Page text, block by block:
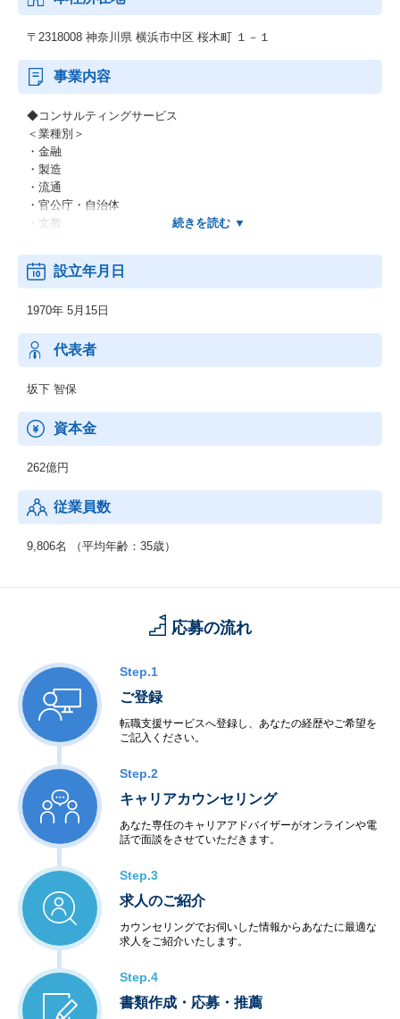
〒2318008 神奈川県 横浜市中区 桜木町 １－１
事業内容
◆コンサルティングサービス
＜業種別＞
・金融
・製造
・流通
・官公庁・自治体
・文教
・他
＜業務別＞
・CRM
・SFA
・SCM
・ERP
・WEB
＜IT基盤、ネットワーク＞
・ネットワーク
・先端IT
・ミドルウェア
◆制御系システムサービス
＜移動体通信制御開発＞
・衛星・航空制御
・交通機関・車輌制御
・ビル・店舗設備制御
・電力・エネルギー制御
・通信インフラ制御
・LSI・FPGA設計
・電子回路設計・生産
◆アウトソーシングサービス
＜システム運用保守サービス＞
・業務運用
・オペレーション
・ネットワーク管理
・ファシリティ管理
・ヘルプデスク
・データセンター
・ハウジング・ホスティング
・セキュリティ
設立年月日
1970年 5月15日
代表者
坂下 智保
資本金
262億円
従業員数
9,806名 （平均年齢：35歳）
応募の流れ
Step.1
ご登録
転職支援サービスへ登録し、あなたの経歴やご希望を
ご記入ください。
Step.2
キャリアカウンセリング
あなた専任のキャリアアドバイザーがオンラインや電
話で面談をさせていただきます。
Step.3
求人のご紹介
カウンセリングでお伺いした情報からあなたに最適な
求人をご紹介いたします。
Step.4
書類作成・応募・推薦